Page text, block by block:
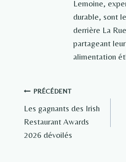
Lemoine,
durable, sont
derrière La
partageant
alimentation
Navigation
de
l’article
PRÉCÉDENT
Les gagnants des Irish
Restaurant Awards
2026 dévoilés